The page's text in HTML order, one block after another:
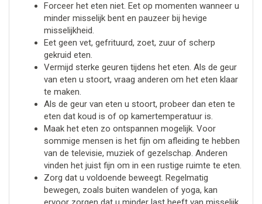
Forceer het eten niet. Eet op momenten wanneer u
minder misselijk bent en pauzeer bij hevige
misselijkheid.
Eet geen vet, gefrituurd, zoet, zuur of scherp
gekruid eten.
Vermijd sterke geuren tijdens het eten. Als de geur
van eten u stoort, vraag anderen om het eten klaar
te maken.
Als de geur van eten u stoort, probeer dan eten te
eten dat koud is of op kamertemperatuur is.
Maak het eten zo ontspannen mogelijk. Voor
sommige mensen is het fijn om afleiding te hebben
van de televisie, muziek of gezelschap. Anderen
vinden het juist fijn om in een rustige ruimte te eten.
Zorg dat u voldoende beweegt. Regelmatig
bewegen, zoals buiten wandelen of yoga, kan